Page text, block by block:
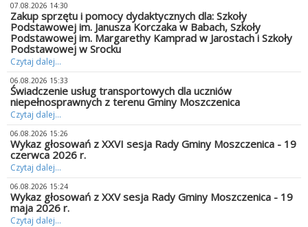
07.08.2026 14:30
Zakup sprzętu i pomocy dydaktycznych dla: Szkoły
Podstawowej im. Janusza Korczaka w Babach, Szkoły
Podstawowej im. Margarethy Kamprad w Jarostach i Szkoły
Podstawowej w Srocku
Czytaj dalej...
06.08.2026 15:33
Świadczenie usług transportowych dla uczniów
niepełnosprawnych z terenu Gminy Moszczenica
Czytaj dalej...
06.08.2026 15:26
Wykaz głosowań z XXVI sesja Rady Gminy Moszczenica - 19
czerwca 2026 r.
Czytaj dalej...
06.08.2026 15:24
Wykaz głosowań z XXV sesja Rady Gminy Moszczenica - 19
maja 2026 r.
Czytaj dalej...